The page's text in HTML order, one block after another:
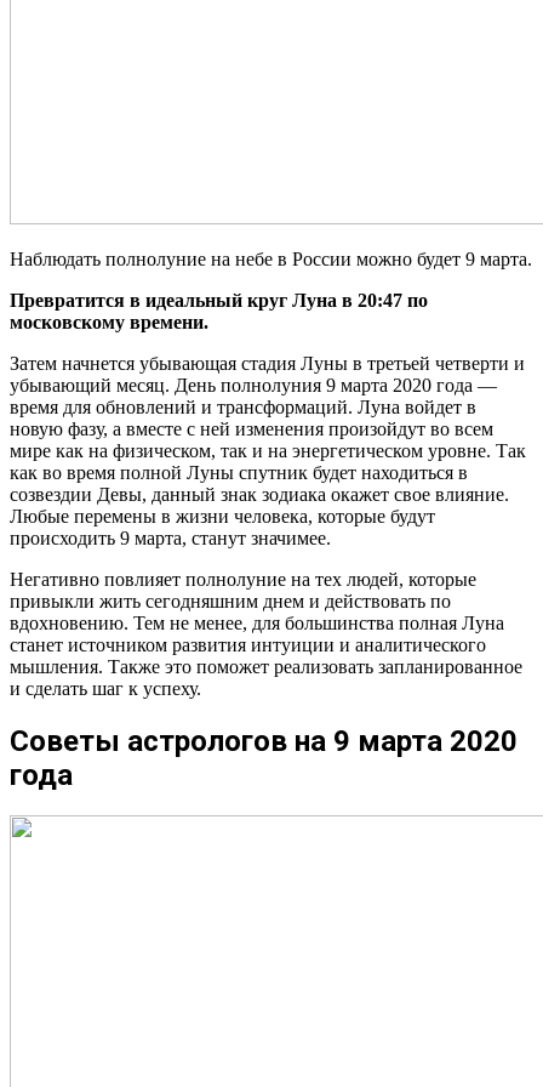
Наблюдать полнолуние на небе в России можно будет 9 марта.
Превратится в идеальный круг Луна в 20:47 по
московскому времени.
Затем начнется убывающая стадия Луны в третьей четверти и
убывающий месяц. День полнолуния 9 марта 2020 года —
время для обновлений и трансформаций. Луна войдет в
новую фазу, а вместе с ней изменения произойдут во всем
мире как на физическом, так и на энергетическом уровне. Так
как во время полной Луны спутник будет находиться в
созвездии Девы, данный знак зодиака окажет свое влияние.
Любые перемены в жизни человека, которые будут
происходить 9 марта, станут значимее.
Негативно повлияет полнолуние на тех людей, которые
привыкли жить сегодняшним днем и действовать по
вдохновению. Тем не менее, для большинства полная Луна
станет источником развития интуиции и аналитического
мышления. Также это поможет реализовать запланированное
и сделать шаг к успеху.
Советы астрологов на 9 марта 2020
года